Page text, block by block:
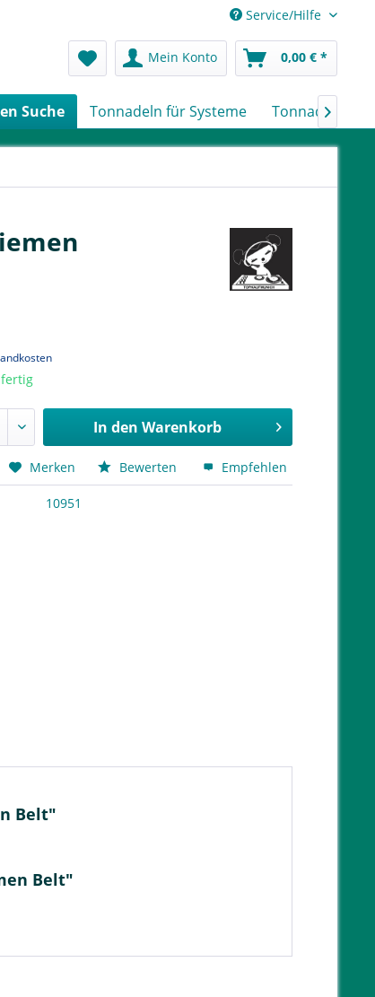
Service/Hilfe
Mein Konto 0,00 € *
Suche Tonnadeln für Systeme Tonnadeln

In den Warenkorb
Merken Bewerten Empfehlen
10951
Belt"
Belt"